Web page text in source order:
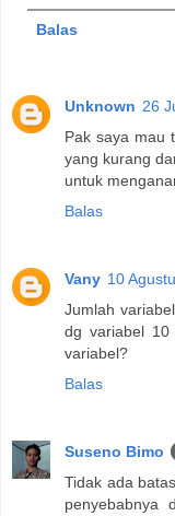
Balas
Unknown 26
Pak saya mau
yang kurang
untuk
Balas
Vany 10
Jumlah
dg variabel 10
variabel?
Balas
Suseno Bimo
Tidak ada
penyebabnya